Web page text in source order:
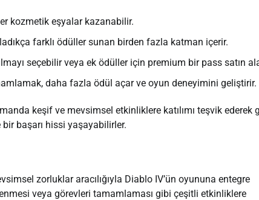
kozmetik eşyalar kazanabilir.
farklı ödüller sunan birden fazla katman içerir.
seçebilir veya ek ödüller için premium bir pass satın
daha fazla ödül açar ve oyun deneyimini geliştirir.
keşif ve mevsimsel etkinliklere katılımı teşvik ederek
başarı hissi yaşayabilirler.
zorluklar aracılığıyla Diablo IV’ün oyununa entegre
veya görevleri tamamlaması gibi çeşitli etkinliklere